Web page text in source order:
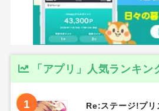
「アプリ」人気ランキン
1
Re:ステージ!プリ